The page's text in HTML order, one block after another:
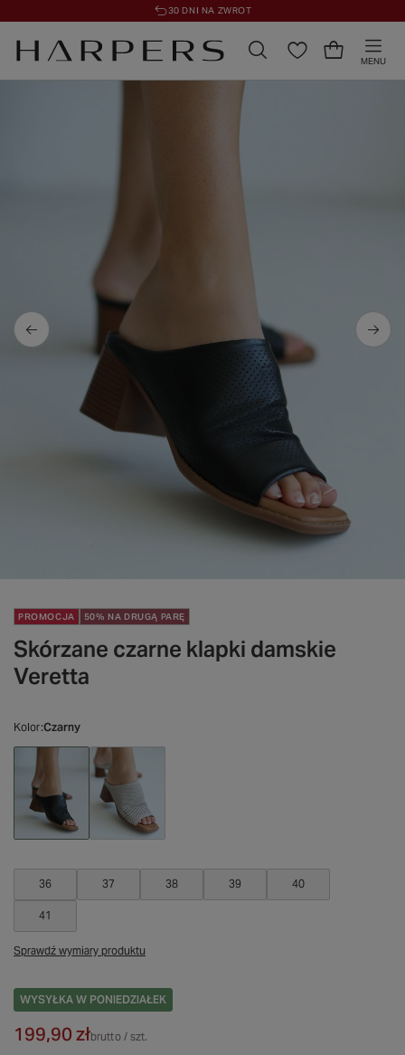
30 DNI NA ZWROT
MENU
PROMOCJA 50% NA DRUGĄ PARĘ
Skórzane czarne klapki damskie
Veretta
Kolor Czarny
36 37 38 39 40
41
Sprawdź wymiary produktu
WYSYŁKA W PONIEDZIAŁEK
199,90 złbrutto/szt.